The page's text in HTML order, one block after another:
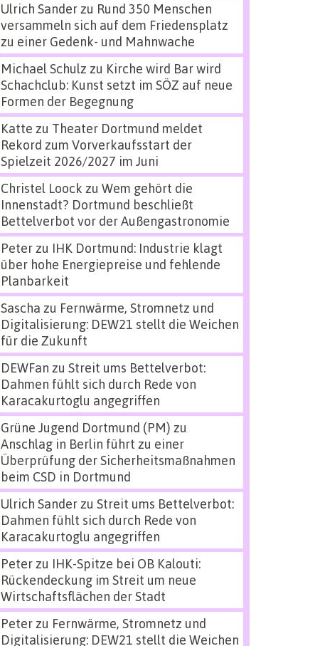
Ulrich Sanderzu Rund 350 Menschen
versammeln sich auf dem Friedensplatz
zu einer Gedenk- und Mahnwache
Michael Schulz zu Kirche wird Bar wird
Schachclub: Kunst setzt im SÖZ auf neue
Formen der Begegnung
Katte zu Theater Dortmund meldet
Rekord zum Vorverkaufsstart der
Spielzeit 2026/2027 im Juni
Christel Loock zu Wem gehört die
Innenstadt? Dortmund beschließt
Bettelverbot vor der Außengastronomie
Peterzu IHK Dortmund: Industrie klagt
über hohe Energiepreise und fehlende
Planbarkeit
Sascha zu Fernwärme, Stromnetz und
Digitalisierung: DEW21 stellt die Weichen
für die Zukunft
DEWFan zu Streit ums Bettelverbot:
Dahmen fühlt sich durch Rede von
Karacakurtoglu angegriffen
Grüne Jugend Dortmund (PM) zu
Anschlag in Berlin führt zu einer
Überprüfung der Sicherheitsmaßnahmen
beim CSD in Dortmund
Ulrich Sanderzu Streit ums Bettelverbot:
Dahmen fühlt sich durch Rede von
Karacakurtoglu angegriffen
Peterzu IHK-Spitze bei OB Kalouti:
Rückendeckung im Streit um neue
Wirtschaftsflächen der Stadt
Peterzu Fernwärme, Stromnetz und
Digitalisierung: DEW21 stellt die Weichen